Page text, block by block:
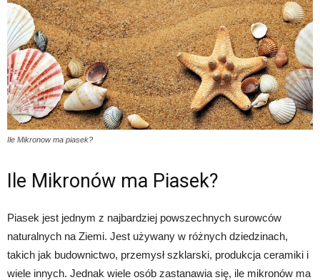
Ile Mikronow ma piasek?
Ile Mikronów ma Piasek?
Piasek jest jednym z najbardziej powszechnych surowców
naturalnych na Ziemi. Jest używany w różnych dziedzinach,
takich jak budownictwo, przemysł szklarski, produkcja ceramiki i
wiele innych. Jednak wiele osób zastanawia się, ile mikronów ma